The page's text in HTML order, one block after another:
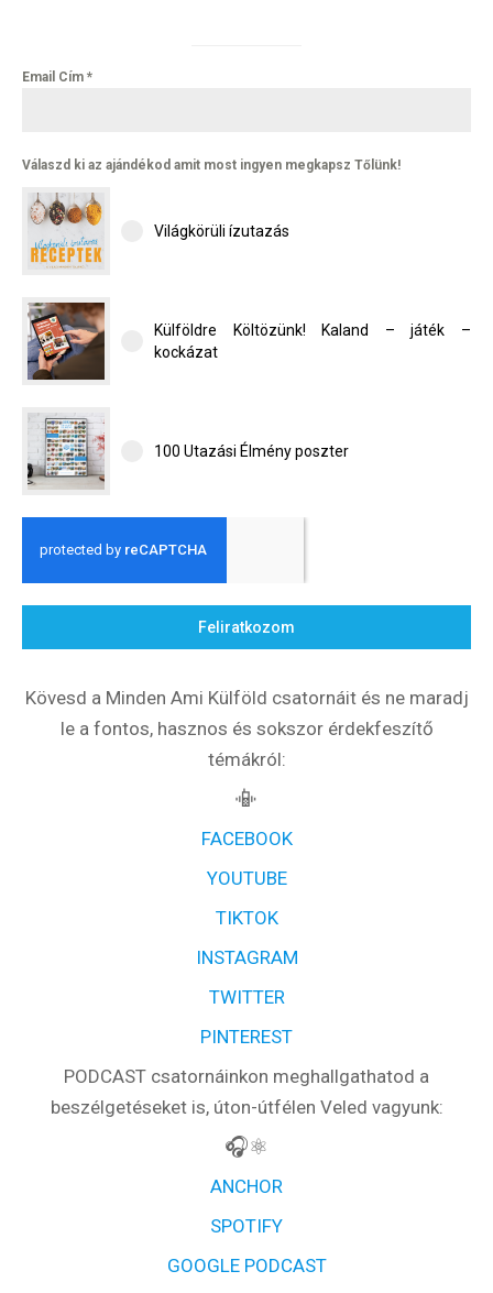
Email Cím *
Válaszd ki az ajándékod amit most ingyen megkapsz Tőlünk!
Világkörüli ízutazás
Külföldre Költözünk! Kaland – játék –
kockázat
100 Utazási Élmény poszter
Feliratkozom
Kövesd a Minden Ami Külföld csatornáit és ne maradj
le a fontos, hasznos és sokszor érdekfeszítő
témákról:
📳
FACEBOOK
YOUTUBE
TIKTOK
INSTAGRAM
TWITTER
PINTEREST
PODCAST csatornáinkon meghallgathatod a
beszélgetéseket is, úton-útfélen Veled vagyunk:
🎧⚛️
ANCHOR
SPOTIFY
GOOGLE PODCAST